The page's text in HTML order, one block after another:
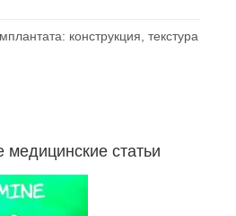
конструкция, текстура
статьи